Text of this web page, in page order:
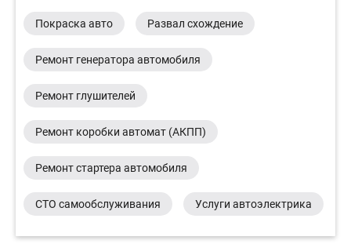
Покраска авто Развал схождение
Ремонт генератора автомобиля
Ремонт глушителей
Ремонт коробки автомат (АКПП)
Ремонт стартера автомобиля
СТО самообслуживания Услуги автоэлектрика